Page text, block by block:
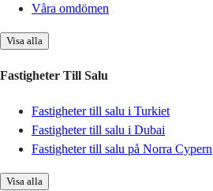
Våra omdömen
Visa alla
Fastigheter Till Salu
Fastigheter till salu i Turkiet
Fastigheter till salu i Dubai
Fastigheter till salu på Norra Cypern
Visa alla